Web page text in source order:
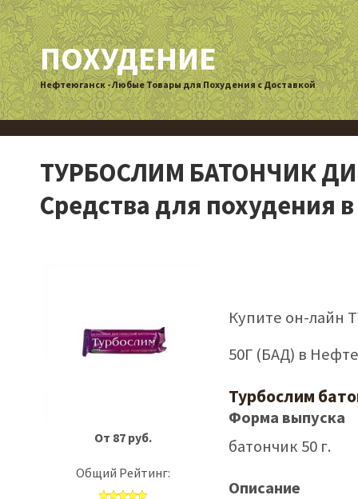
ПОХУДЕНИЕ
Нефтеюганск - Любые Товары для Похудения с Доставкой
ТУРБОСЛИМ БАТОНЧИК
Средства для похудения
От 87 руб.
Общий Рейтинг:
Купите он-
50Г (БАД) в
Турбослим
Форма выпуска
батончик 50 г.
Описание